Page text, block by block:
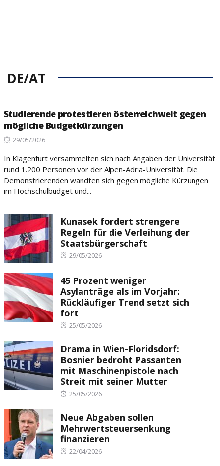
DE/AT
Studierende protestieren österreichweit gegen
mögliche Budgetkürzungen
Posted
29/05/2026
In Klagenfurt versammelten sich nach Angaben der Universität
rund 1.200 Personen vor der Alpen-Adria-Universität. Die
Demonstrierenden wandten sich gegen mögliche Kürzungen
im Hochschulbudget und...
Kunasek fordert strengere
Regeln für die Verleihung der
Staatsbürgerschaft
Posted
29/05/2026
45 Prozent weniger
Asylanträge als im Vorjahr:
Rückläufiger Trend setzt sich
fort
Posted
25/05/2026
Drama in Wien-Floridsdorf:
Bosnier bedroht Passanten
mit Maschinenpistole nach
Streit mit seiner Mutter
Posted
25/05/2026
Neue Abgaben sollen
Mehrwertsteuersenkung
finanzieren
Posted
22/04/2026